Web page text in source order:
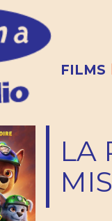
FILMS |
LA